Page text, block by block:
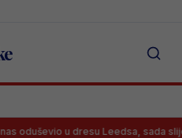
u dresu Leedsa, sada slijedi